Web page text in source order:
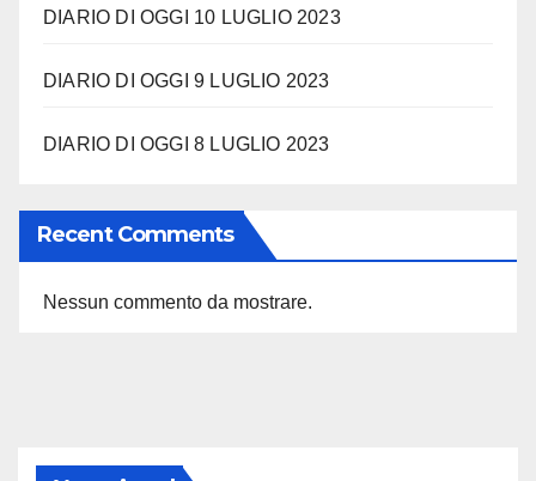
DIARIO DI OGGI 10 LUGLIO 2023
DIARIO DI OGGI 9 LUGLIO 2023
DIARIO DI OGGI 8 LUGLIO 2023
Recent Comments
Nessun commento da mostrare.